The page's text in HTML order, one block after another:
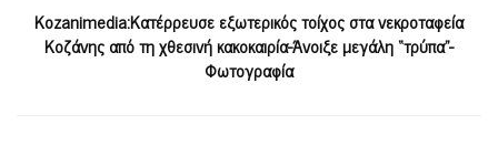
Kozanimedia:Κατέρρευσε εξωτερικός τοίχος στα νεκροταφεία
Κοζάνης από τη χθεσινή κακοκαιρία-Άνοιξε μεγάλη “τρύπα”-
Φωτογραφία